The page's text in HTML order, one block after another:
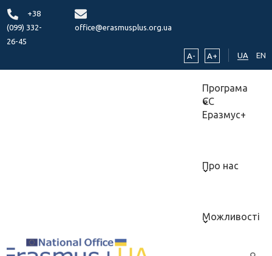
+38
(099) 332-
26-45
office@erasmusplus.org.ua
A- A+ UA EN
Програма
ЄС
Еразмус+
Про нас
Можливості